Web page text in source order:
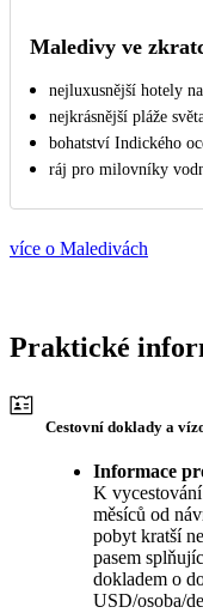
Maledivy ve
nejluxusnější hotely
nejkrásnější pláže
bohatství Indického
ráj pro milovníky
více o Maledivách
Praktické
Cestovní doklady a
Informace
K
měsíců od
pobyt kratší
pasem
dokladem o
USD/osoba/